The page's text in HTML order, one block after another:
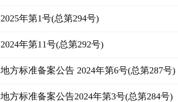
2025年第1号(总第294号)
2024年第11号(总第292号)
地方标准备案公告 2024年第6号(总第287号)
地方标准备案公告2024年第3号(总第284号)